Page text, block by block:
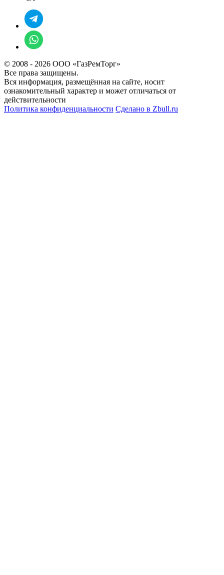
© 2008 - 2026 ООО «ГазРемТорг»
Все права защищены.
Вся информация, размещённая на сайте, носит
ознакомительный характер и может отличаться от
действительности
Политика конфиденциальности Сделано в Zbull.ru